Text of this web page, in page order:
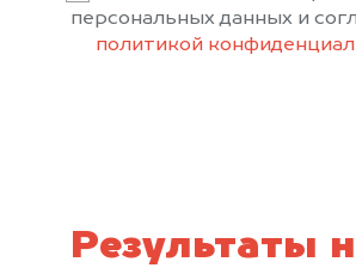
персональных данных и
политикой
Результаты